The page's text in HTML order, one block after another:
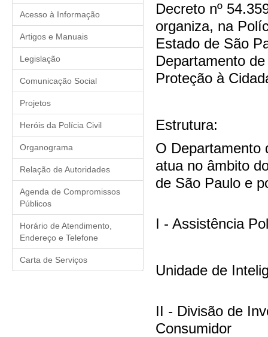
Acesso à Informação
Artigos e Manuais
Legislação
Comunicação Social
Projetos
Heróis da Polícia Civil
Organograma
Relação de Autoridades
Agenda de Compromissos
Públicos
Horário de Atendimento,
Endereço e Telefone
Carta de Serviços
Decreto nº
organiza, na
Estado de São
Departamento
Proteção à
Estrutura:
O Departamento
atua no âmbito
de São Paulo e
I - Assistência
Unidade de
II - Divisão de
Consumidor